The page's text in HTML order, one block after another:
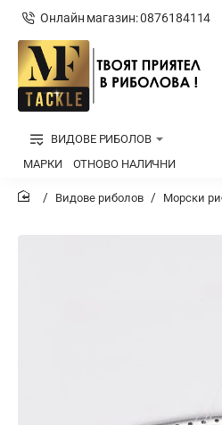
Онлайн магазин: 0876184114
ВИДОВЕ РИБОЛОВ
МАРКИ
ОТНОВО НАЛИЧНИ
Видове риболов Морски